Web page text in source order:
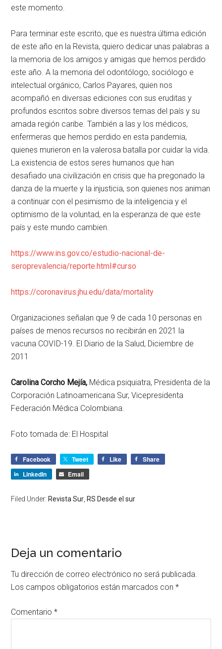
este momento.
Para terminar este escrito, que es nuestra última edición
de este año en la Revista, quiero dedicar unas palabras a
la memoria de los amigos y amigas que hemos perdido
este año. A la memoria del odontólogo, sociólogo e
intelectual orgánico, Carlos Payares, quien nos
acompañó en diversas ediciones con sus eruditas y
profundos escritos sobre diversos temas del país y su
amada región caribe. También a las y los médicos,
enfermeras que hemos perdido en esta pandemia,
quienes murieron en la valerosa batalla por cuidar la vida.
La existencia de estos seres humanos que han
desafiado una civilización en crisis que ha pregonado la
danza de la muerte y la injusticia, son quienes nos animan
a continuar con el pesimismo de la inteligencia y el
optimismo de la voluntad, en la esperanza de que este
país y este mundo cambien.
https://www.ins.gov.co/estudio-nacional-de-
seroprevalencia/reporte.html#curso
https://coronavirus.jhu.edu/data/mortality
Organizaciones señalan que 9 de cada 10 personas en
países de menos recursos no recibirán en 2021 la
vacuna COVID-19. El Diario de la Salud, Diciembre de
2011
Carolina Corcho Mejía, Médica psiquiatra, Presidenta de la
Corporación Latinoamericana Sur, Vicepresidenta
Federación Médica Colombiana.
Foto tomada de: El Hospital
Facebook Tweet Like
Share
LinkedIn
Email
Filed Under: Revista Sur RS Desde el sur
Deja un comentario
Tu dirección de correo electrónico no será publicada.
Los campos obligatorios están marcados con*
Comentario*